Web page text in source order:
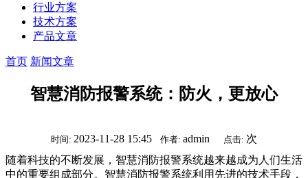
行业方案
技术方案
产品文章
首页 新闻文章
智慧消防报警系统：防火，更放心
时间: 2023-11-28 15:45 作者: admin 点击: 次
随着科技的不断发展，智慧消防报警系统越来越成为人们生活
中的重要组成部分。智慧消防报警系统利用先进的技术手段，